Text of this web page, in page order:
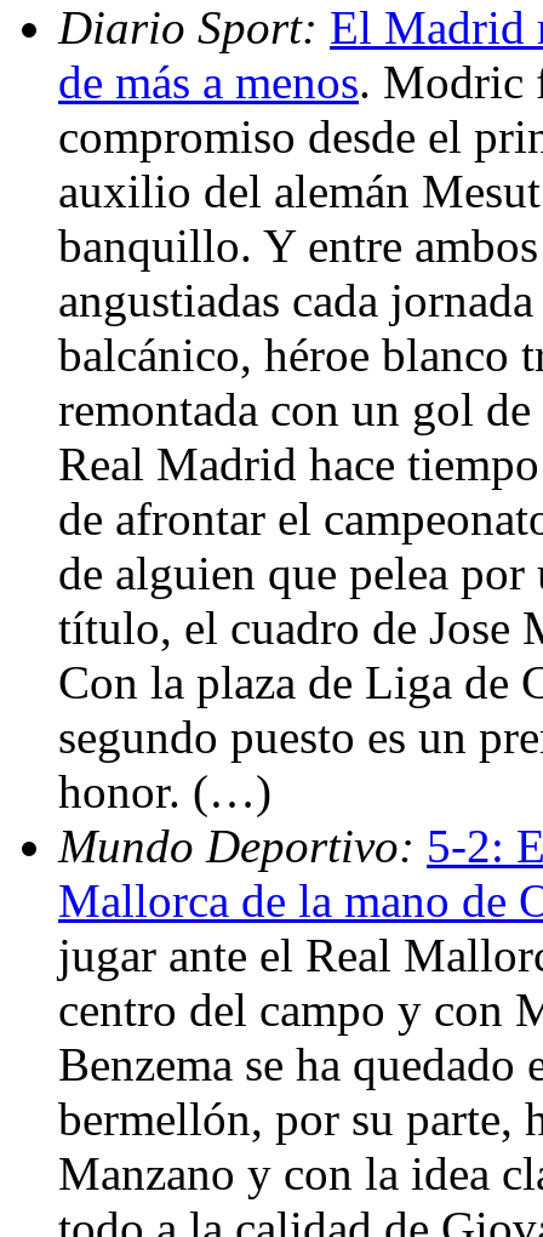
Diario Sport: El Madrid
de más a menos. Modric
compromiso desde el
auxilio del alemán
banquillo. Y entre
angustiadas cada
balcánico, héroe blanco
remontada con un gol
Real Madrid hace
de afrontar el
de alguien que pelea
título, el cuadro de Jose
Con la plaza de Liga de
segundo puesto es un
honor. (…)
Mundo Deportivo: 5-2:
Mallorca de la mano de
jugar ante el Real
centro del campo y con
Benzema se ha
bermellón, por su parte,
Manzano y con la idea